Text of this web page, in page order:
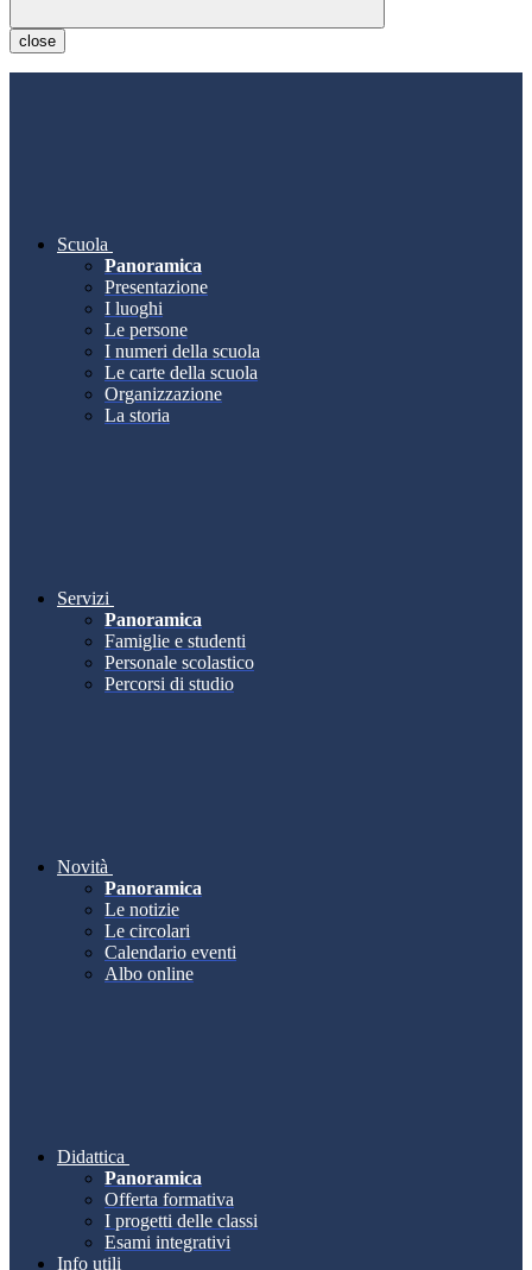
close
Scuola
Panoramica
Presentazione
I luoghi
Le persone
I numeri della scuola
Le carte della scuola
Organizzazione
La storia
Servizi
Panoramica
Famiglie e studenti
Personale scolastico
Percorsi di studio
Novità
Panoramica
Le notizie
Le circolari
Calendario eventi
Albo online
Didattica
Panoramica
Offerta formativa
I progetti delle classi
Esami integrativi
Info utili